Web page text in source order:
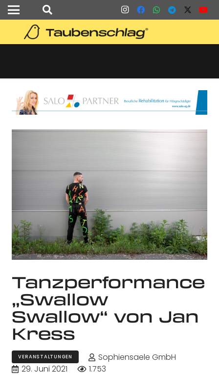
Tanzperformance
„Swallow
Swallow“ von Jan
Kress
VERANSTALTUNGEN
Sophiensaele GmbH
29. Juni 2021
1.753